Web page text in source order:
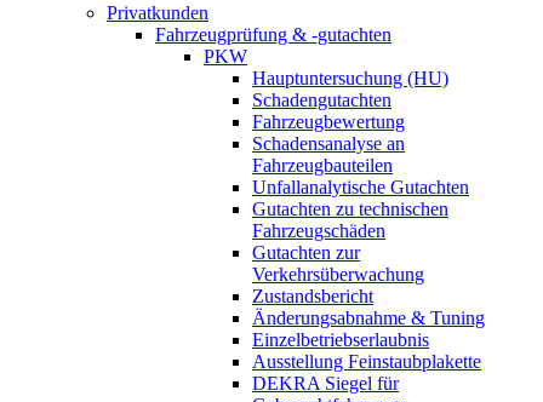
Privatkunden
Fahrzeugprüfung & -gutachten
PKW
Hauptuntersuchung (HU)
Schadengutachten
Fahrzeugbewertung
Schadensanalyse an
Fahrzeugbauteilen
Unfallanalytische Gutachten
Gutachten zu technischen
Fahrzeugschäden
Gutachten zur
Verkehrsüberwachung
Zustandsbericht
Änderungsabnahme & Tuning
Einzelbetriebserlaubnis
Ausstellung Feinstaubplakette
DEKRA Siegel für